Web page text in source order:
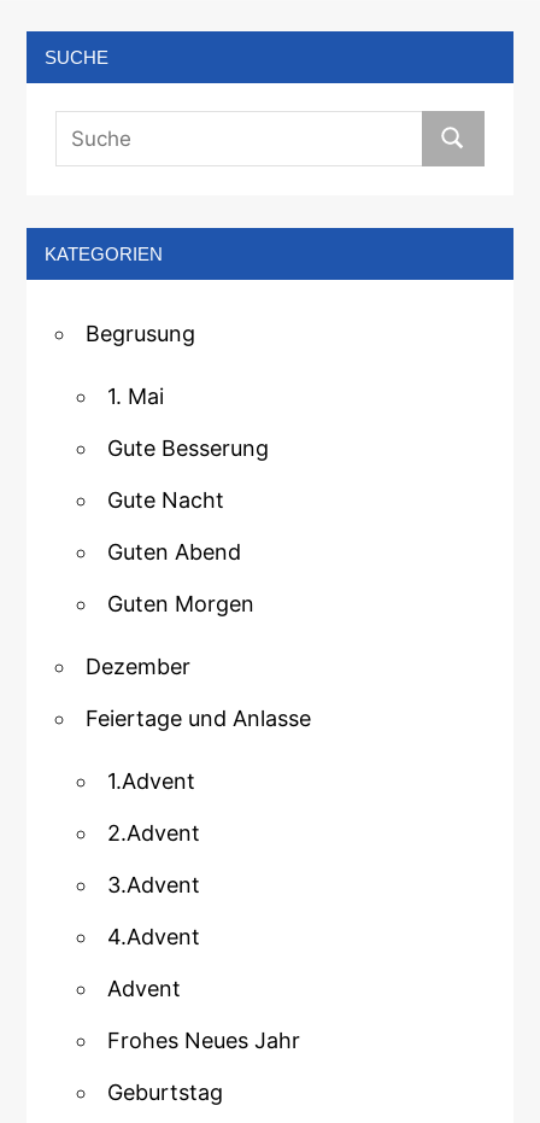
SUCHE
KATEGORIEN
Begrusung
1. Mai
Gute Besserung
Gute Nacht
Guten Abend
Guten Morgen
Dezember
Feiertage und Anlasse
1.Advent
2.Advent
3.Advent
4.Advent
Advent
Frohes Neues Jahr
Geburtstag